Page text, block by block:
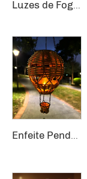
Luzes de Fogos de Artifício Impermeáveis para Uso Externo Luzes de Dente-de-Leão Piscando Cordão de Luzes de Fadas com 120 LEDs Luminárias Solares para Gramado